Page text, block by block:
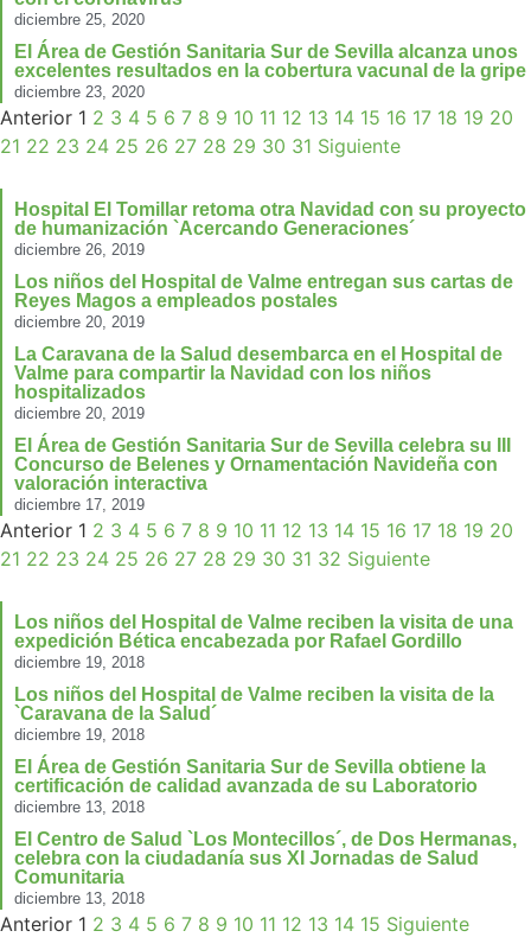
diciembre 25, 2020
El Área de Gestión Sanitaria Sur de Sevilla alcanza unos
excelentes resultados en la cobertura vacunal de la gripe
diciembre 23, 2020
Anterior 1 2 3 4 5 6 7 8 9 10 11 12 13 14 15 16 17 18 19 20
21 22 23 24 25 26 27 28 29 30 31 Siguiente
Hospital El Tomillar retoma otra Navidad con su proyecto
de humanización `Acercando Generaciones´
diciembre 26, 2019
Los niños del Hospital de Valme entregan sus cartas de
Reyes Magos a empleados postales
diciembre 20, 2019
La Caravana de la Salud desembarca en el Hospital de
Valme para compartir la Navidad con los niños
hospitalizados
diciembre 20, 2019
El Área de Gestión Sanitaria Sur de Sevilla celebra su III
Concurso de Belenes y Ornamentación Navideña con
valoración interactiva
diciembre 17, 2019
Anterior 1 2 3 4 5 6 7 8 9 10 11 12 13 14 15 16 17 18 19 20
21 22 23 24 25 26 27 28 29 30 31 32 Siguiente
Los niños del Hospital de Valme reciben la visita de una
expedición Bética encabezada por Rafael Gordillo
diciembre 19, 2018
Los niños del Hospital de Valme reciben la visita de la
`Caravana de la Salud´
diciembre 19, 2018
El Área de Gestión Sanitaria Sur de Sevilla obtiene la
certificación de calidad avanzada de su Laboratorio
diciembre 13, 2018
El Centro de Salud `Los Montecillos´, de Dos Hermanas,
celebra con la ciudadanía sus XI Jornadas de Salud
Comunitaria
diciembre 13, 2018
Anterior 1 2 3 4 5 6 7 8 9 10 11 12 13 14 15 Siguiente